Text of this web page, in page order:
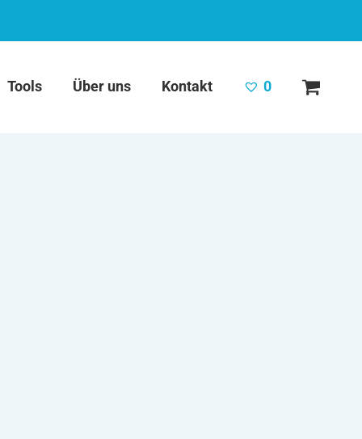
Tools Über uns Kontakt 0